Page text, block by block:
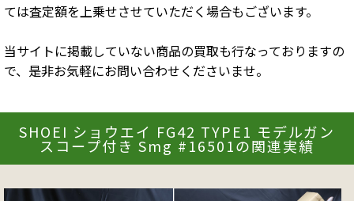
ては査定額を上乗せさせていただく場合もございます。
当サイトに掲載していない商品の買取も行なっておりますの
で、是非お気軽にお問い合わせくださいませ。
SHOEI ショウエイ FG42 TYPE1 モデルガン
スコープ付き Smg #16501の関連実績